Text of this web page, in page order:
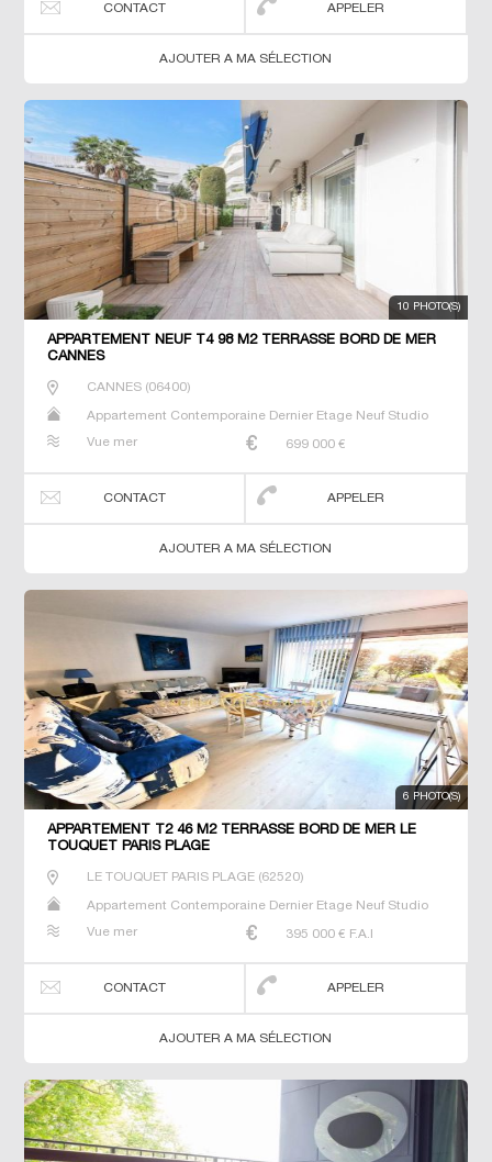
CONTACT APPELER
AJOUTER A MA SÉLECTION
10 PHOTO(S)
APPARTEMENT NEUF T4 98 M2 TERRASSE BORD DE MER
CANNES
CANNES(06400)
Appartement Contemporaine Dernier Etage Neuf Studio
Vue mer
699 000 €
CONTACT APPELER
AJOUTER A MA SÉLECTION
6 PHOTO(S)
APPARTEMENT T2 46 M2 TERRASSE BORD DE MER LE
TOUQUET PARIS PLAGE
LE TOUQUET PARIS PLAGE(62520)
Appartement Contemporaine Dernier Etage Neuf Studio
Vue mer
395 000 € F.A.I
CONTACT APPELER
AJOUTER A MA SÉLECTION